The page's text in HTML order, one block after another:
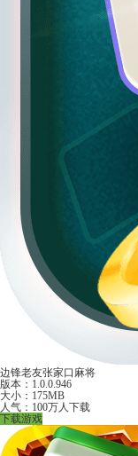
边锋老友张家口麻将
版本：1.0.0.946
大小：175MB
人气：100万人下载
下载游戏